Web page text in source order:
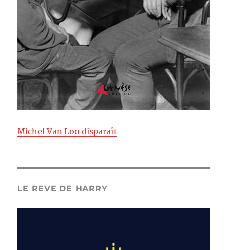
Michel Van Loo disparaît
LE REVE DE HARRY